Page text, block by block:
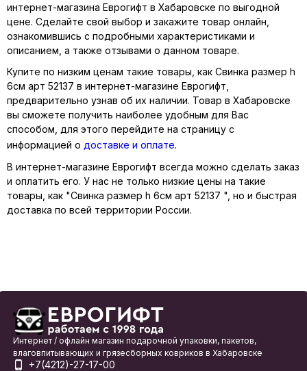
интернет-магазина Еврогифт в Хабаровске по выгодной
цене. Сделайте свой выбор и закажите товар онлайн,
ознакомившись с подробными характеристиками и
описанием, а также отзывами о данном товаре.
Купите по низким ценам такие товары, как Свинка размер h
6см арт 52137 в интернет-магазине Еврогифт,
предварительно узнав об их наличии. Товар в Хабаровске
вы сможете получить наиболее удобным для Вас
способом, для этого перейдите на страницу с
информацией о доставке и оплате.
В интернет-магазине Еврогифт всегда можно сделать заказ
и оплатить его. У нас не только низкие цены на такие
товары, как "Свинка размер h 6см арт 52137 ", но и быстрая
доставка по всей территории России.
Интернет / офлайн магазин подарочной упаковки, пакетов,
влаговпитывающих и грязесборных ковриков в Хабаровске
+7(4212)-27-17-00